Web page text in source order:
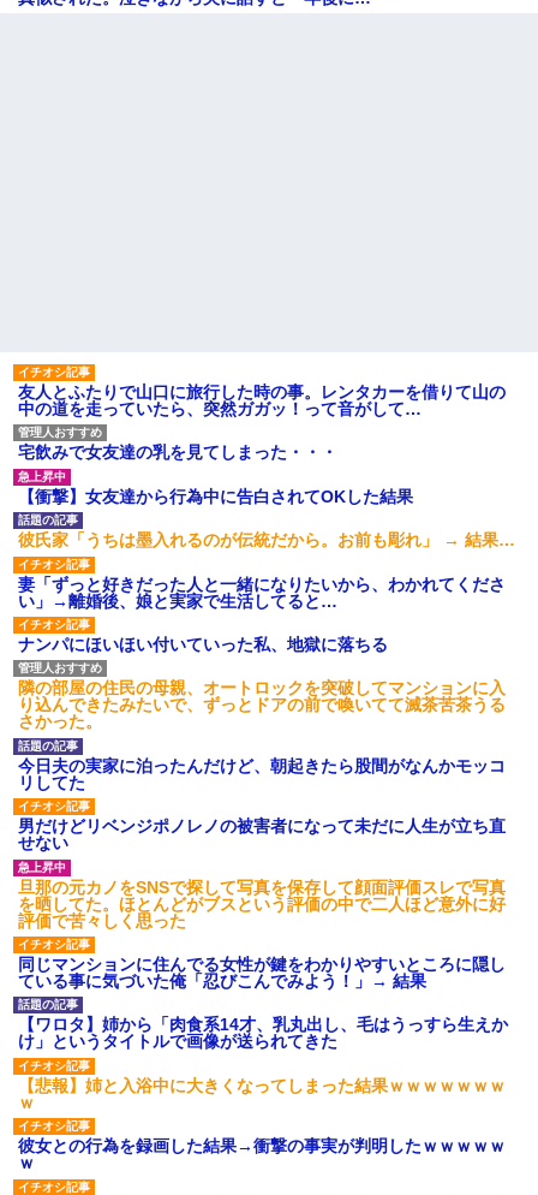
友人とふたりで山口に旅行した時の事。レンタカーを借りて山の
中の道を走っていたら、突然ガガッ！って音がして…
宅飲みで女友達の乳を見てしまった・・・
【衝撃】女友達から行為中に告白されてOKした結果
彼氏家「うちは墨入れるのが伝統だから。お前も彫れ」 → 結果…
妻「ずっと好きだった人と一緒になりたいから、わかれてくださ
い」→離婚後、娘と実家で生活してると…
ナンパにほいほい付いていった私、地獄に落ちる
隣の部屋の住民の母親、オートロックを突破してマンションに入
り込んできたみたいで、ずっとドアの前で喚いてて滅茶苦茶うる
さかった。
今日夫の実家に泊ったんだけど、朝起きたら股間がなんかモッコ
リしてた
男だけどリベンジポノレノの被害者になって未だに人生が立ち直
せない
旦那の元カノをSNSで探して写真を保存して顔面評価スレで写真
を晒してた。ほとんどがブスという評価の中で二人ほど意外に好
評価で苦々しく思った
同じマンションに住んでる女性が鍵をわかりやすいところに隠し
ている事に気づいた俺「忍びこんでみよう！」→ 結果
【ワロタ】姉から「肉食系14才、乳丸出し、毛はうっすら生えか
け」というタイトルで画像が送られてきた
【悲報】姉と入浴中に大きくなってしまった結果ｗｗｗｗｗｗｗ
ｗ
彼女との行為を録画した結果→衝撃の事実が判明したｗｗｗｗｗ
ｗ